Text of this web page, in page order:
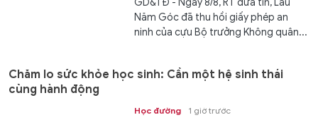
GD&TĐ - Ngày 8/8, RT đưa tin, Lầu
Năm Góc đã thu hồi giấy phép an
ninh của cựu Bộ trưởng Không quân...
Chăm lo sức khỏe học sinh: Cần một hệ sinh thái
cùng hành động
Học đường 1 giờ trước